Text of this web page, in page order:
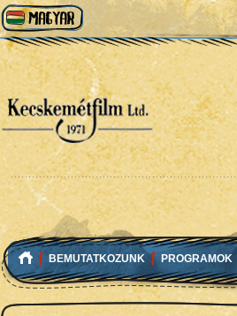
BEMUTATKOZUNK PROGRAMOK